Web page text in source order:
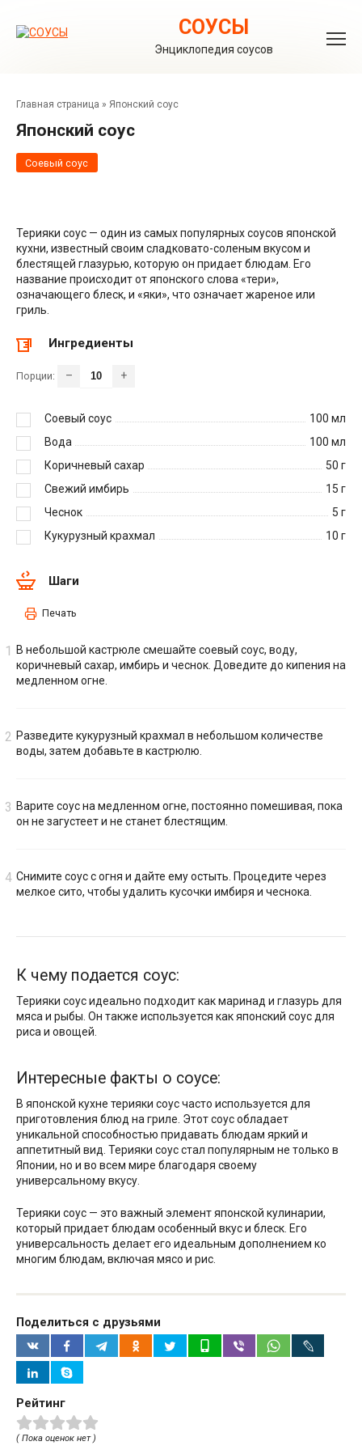
контенту
СОУСЫ
Энциклопедия соусов
Главная страница » Японский соус
Японский соус
Соевый соус
Терияки соус — один из самых популярных соусов японской
кухни, известный своим сладковато-соленым вкусом и
блестящей глазурью, которую он придает блюдам. Его
название происходит от японского слова «тери»,
означающего блеск, и «яки», что означает жареное или
гриль.
Ингредиенты
Порции: – +
Соевый соус 100 мл
Вода
100 мл
Коричневый сахар
50 г
Свежий имбирь
15 г
Чеснок
5 г
Кукурузный крахмал
10 г
Шаги
Печать
В небольшой кастрюле смешайте соевый соус, воду,
коричневый сахар, имбирь и чеснок. Доведите до кипения на
медленном огне.
Разведите кукурузный крахмал в небольшом количестве
воды, затем добавьте в кастрюлю.
Варите соус на медленном огне, постоянно помешивая, пока
он не загустеет и не станет блестящим.
Снимите соус с огня и дайте ему остыть. Процедите через
мелкое сито, чтобы удалить кусочки имбиря и чеснока.
К чему подается соус:
Терияки соус идеально подходит как маринад и глазурь для
мяса и рыбы. Он также используется как японский соус для
риса и овощей.
Интересные факты о соусе:
В японской кухне терияки соус часто используется для
приготовления блюд на гриле. Этот соус обладает
уникальной способностью придавать блюдам яркий и
аппетитный вид. Терияки соус стал популярным не только в
Японии, но и во всем мире благодаря своему
универсальному вкусу.
Терияки соус — это важный элемент японской кулинарии,
который придает блюдам особенный вкус и блеск. Его
универсальность делает его идеальным дополнением ко
многим блюдам, включая мясо и рис.
Поделиться с друзьями
Рейтинг
( Пока оценок нет )